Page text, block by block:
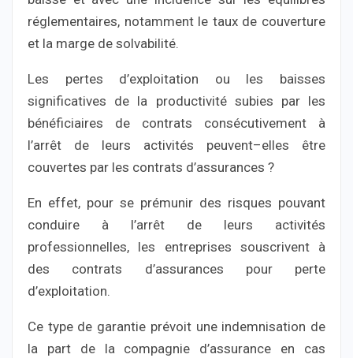
réglementaires, notamment le taux de couverture
et la marge de solvabilité.
Les pertes d’exploitation ou les baisses
significatives de la productivité subies par les
bénéficiaires de contrats consécutivement à
l’arrêt de leurs activités peuvent–elles être
couvertes par les contrats d’assurances ?
En effet, pour se prémunir des risques pouvant
conduire à l’arrêt de leurs activités
professionnelles, les entreprises souscrivent à
des contrats d’assurances pour perte
d’exploitation.
Ce type de garantie prévoit une indemnisation de
la part de la compagnie d’assurance en cas